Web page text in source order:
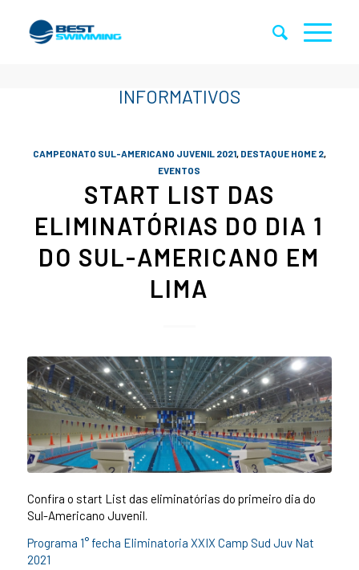
CAMPEONATO SUL-AMERICANO JUVENIL 2021, DESTAQUE HOME 2,
EVENTOS
START LIST DAS
ELIMINATÓRIAS DO DIA 1
DO SUL-AMERICANO EM
LIMA
Confira o start List das eliminatórias do primeiro dia do
Sul-Americano Juvenil.
Programa 1° fecha Eliminatoria XXIX Camp Sud Juv Nat
2021